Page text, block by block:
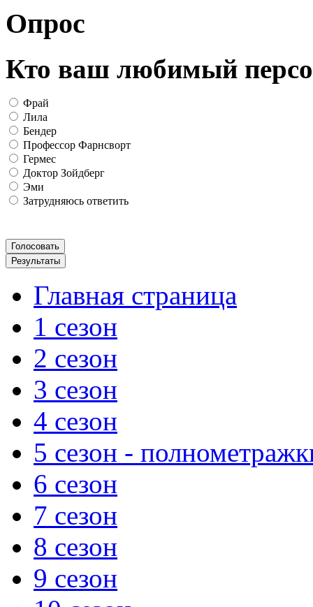
Опрос
Кто ваш любимый
Фрай
Лила
Бендер
Профессор Фарнсворт
Гермес
Доктор Зойдберг
Эми
Затрудняюсь ответить
Главная страница
1 сезон
2 сезон
3 сезон
4 сезон
5 сезон -
6 сезон
7 сезон
8 сезон
9 сезон